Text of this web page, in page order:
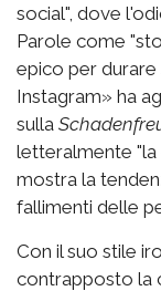
social", dove
Parole come
epico per durare
Instagram» ha
sulla
letteralmente "la
mostra la
fallimenti delle
Con il suo stile
contrapposto la